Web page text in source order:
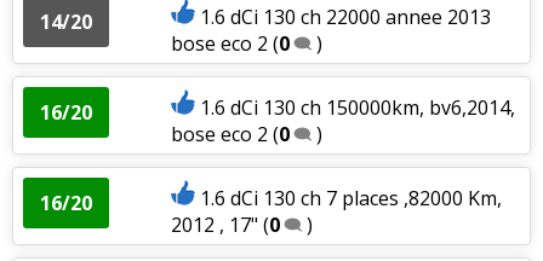
14/20
1.6 dCi 130 ch 22000 annee 2013
bose eco 2 (0 )
16/20
1.6 dCi 130 ch 150000km, bv6,2014,
bose eco 2 (0 )
16/20
1.6 dCi 130 ch 7 places ,82000 Km,
2012 , 17" (0 )